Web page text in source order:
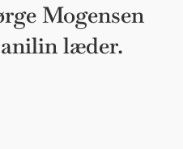
Mogensen
læder.